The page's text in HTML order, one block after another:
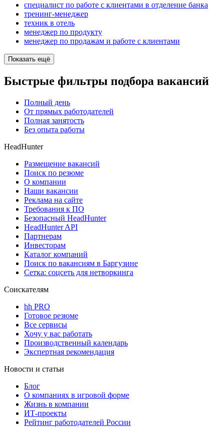
специалист по работе с клиентами в отделение банка
тренинг-менеджер
техник в отель
менеджер по продукту
менеджер по продажам и работе с клиентами
Показать ещё
Быстрые фильтры подбора вакансий
Полный день
От прямых работодателей
Полная занятость
Без опыта работы
HeadHunter
Размещение вакансий
Поиск по резюме
О компании
Наши вакансии
Реклама на сайте
Требования к ПО
Безопасный HeadHunter
HeadHunter API
Партнерам
Инвесторам
Каталог компаний
Поиск по вакансиям в Баргузине
Сетка: соцсеть для нетворкинга
Соискателям
hh PRO
Готовое резюме
Все сервисы
Хочу у вас работать
Производственный календарь
Экспертная рекомендация
Новости и статьи
Блог
О компаниях в игровой форме
Жизнь в компании
ИТ-проекты
Рейтинг работодателей России